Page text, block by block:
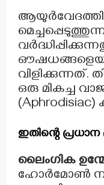
വിളിക്കുന്നത്.
ഒരു മികച്ച
ഇതിന്റെ
ലൈംഗിക
ഹോർമോൺ